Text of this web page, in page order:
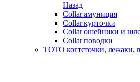
Назад
Collar амуниция
Collar курточки
Collar ошейники и
Collar поводки
ТОТО когтеточки, лежаки,